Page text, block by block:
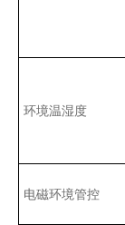
环境温湿度
电磁环境管控